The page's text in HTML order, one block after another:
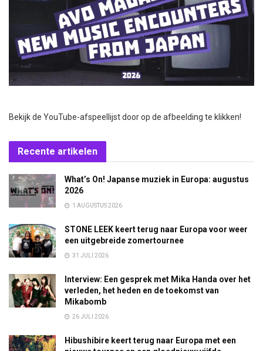
Bekijk de YouTube-afspeellijst door op de afbeelding te klikken!
Recente artikelen
What’s On! Japanse muziek in Europa: augustus
2026
1 AUGUSTUS 2026
STONE LEEK keert terug naar Europa voor weer
een uitgebreide zomertournee
31 JULI 2026
Interview: Een gesprek met Mika Handa over het
verleden, het heden en de toekomst van
Mikabomb
26 JULI 2026
Hibushibire keert terug naar Europa met een